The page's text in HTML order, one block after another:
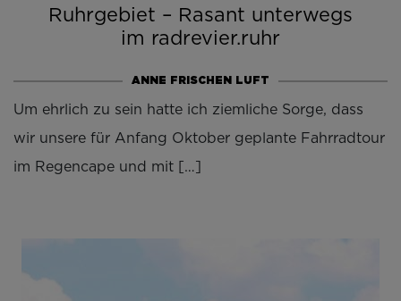
Ruhrgebiet – Rasant unterwegs
im radrevier.ruhr
ANNE FRISCHEN LUFT
Um ehrlich zu sein hatte ich ziemliche Sorge, dass
wir unsere für Anfang Oktober geplante Fahrradtour
im Regencape und mit […]